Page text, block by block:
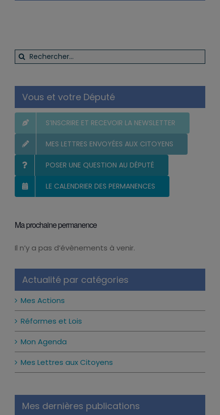
Rechercher:
Vous et votre Député
S’INSCRIRE ET RECEVOIR LA NEWSLETTER
MES LETTRES ENVOYÉES AUX CITOYENS
POSER UNE QUESTION AU DÉPUTÉ
LE CALENDRIER DES PERMANENCES
Ma prochaine permanence
Notice
Il n’y a pas d’évènements à venir.
Actualité par catégories
Mes Actions
Réformes et Lois
Mon Agenda
Mes Lettres aux Citoyens
Mes dernières publications